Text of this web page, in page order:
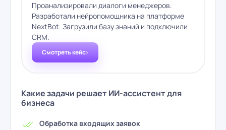
Проанализировали диалоги менеджеров.
Разработали нейропомощника на платформе
NextBot. Загрузили базу знаний и подключили
CRM.
Смотреть кейс
Какие задачи решает ИИ-ассистент для
бизнеса
Обработка входящих заявок